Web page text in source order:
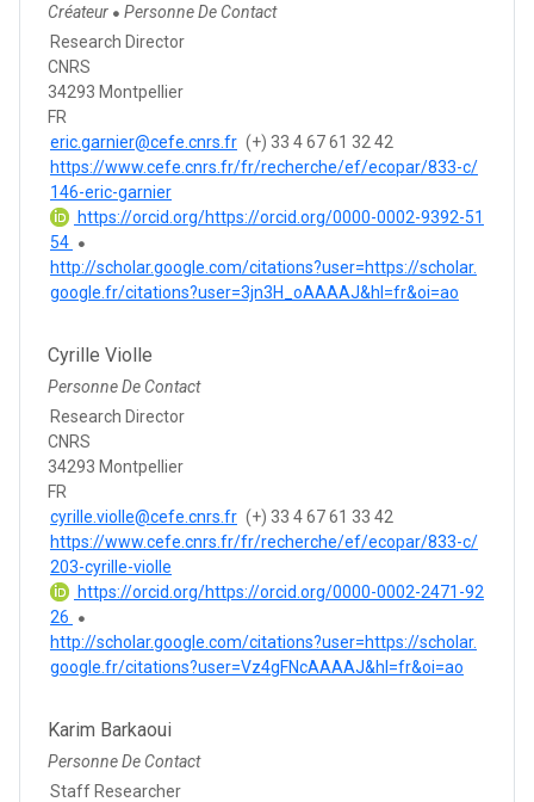
Créateur ● Personne De Contact
Research Director
CNRS
34293 Montpellier
FR
eric.garnier@cefe.cnrs.fr (+) 33 4 67 61 32 42
https://www.cefe.cnrs.fr/fr/recherche/ef/ecopar/833-c/
146-eric-garnier
https://orcid.org/https://orcid.org/0000-0002-9392-51
54
http://scholar.google.com/citations?user=https://scholar.
google.fr/citations?user=3jn3H_oAAAAJ&hl=fr&oi=ao
Cyrille Violle
Personne De Contact
Research Director
CNRS
34293 Montpellier
FR
cyrille.violle@cefe.cnrs.fr (+) 33 4 67 61 33 42
https://www.cefe.cnrs.fr/fr/recherche/ef/ecopar/833-c/
203-cyrille-violle
https://orcid.org/https://orcid.org/0000-0002-2471-92
26
http://scholar.google.com/citations?user=https://scholar.
google.fr/citations?user=Vz4gFNcAAAAJ&hl=fr&oi=ao
Karim Barkaoui
Personne De Contact
Staff Researcher